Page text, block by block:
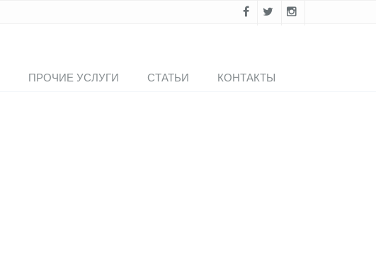
ПРОЧИЕ УСЛУГИ СТАТЬИ КОНТАКТЫ